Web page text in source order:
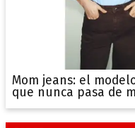
Mom jeans: el
que nunca pasa de